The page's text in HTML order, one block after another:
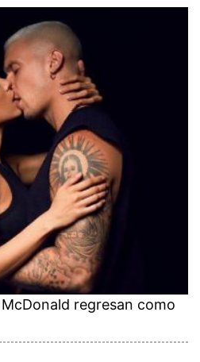
regresan como